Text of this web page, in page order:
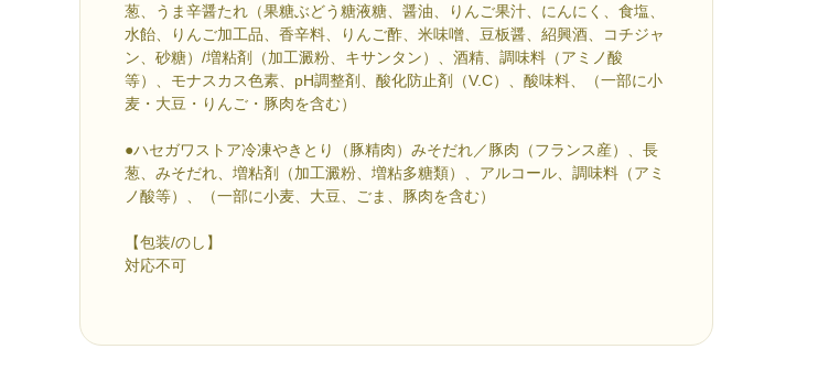
葱、うま辛醤たれ（果糖ぶどう糖液糖、醤油、りんご果汁、にんにく、食塩、
水飴、りんご加工品、香辛料、りんご酢、米味噌、豆板醤、紹興酒、コチジャ
ン、砂糖）/増粘剤（加工澱粉、キサンタン）、酒精、調味料（アミノ酸
等）、モナスカス色素、pH調整剤、酸化防止剤（V.C）、酸味料、（一部に小
麦・大豆・りんご・豚肉を含む）
●ハセガワストア冷凍やきとり（豚精肉）みそだれ／豚肉（フランス産）、長
葱、みそだれ、増粘剤（加工澱粉、増粘多糖類）、アルコール、調味料（アミ
ノ酸等）、（一部に小麦、大豆、ごま、豚肉を含む）
【包装/のし】
対応不可